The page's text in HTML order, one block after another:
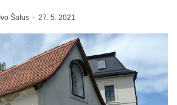
Ivo Šafus 27. 5. 2021